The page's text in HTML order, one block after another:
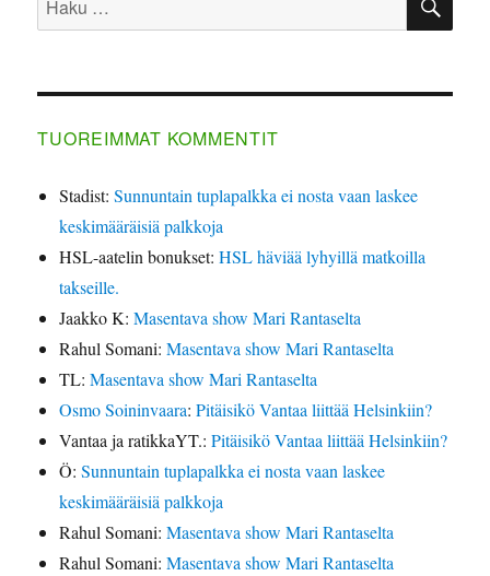
TUOREIMMAT KOMMENTIT
Stadist:Sunnuntain tuplapalkka ei nosta vaan laskee
keskimääräisiä palkkoja
HSL-aatelin bonukset:HSL häviää lyhyillä matkoilla
takseille.
Jaakko K:Masentava show Mari Rantaselta
Rahul Somani:Masentava show Mari Rantaselta
TL:Masentava show Mari Rantaselta
Osmo Soininvaara:Pitäisikö Vantaa liittää Helsinkiin?
Vantaa ja ratikkaYT.:Pitäisikö Vantaa liittää Helsinkiin?
Ö:Sunnuntain tuplapalkka ei nosta vaan laskee
keskimääräisiä palkkoja
Rahul Somani:Masentava show Mari Rantaselta
Rahul Somani:Masentava show Mari Rantaselta